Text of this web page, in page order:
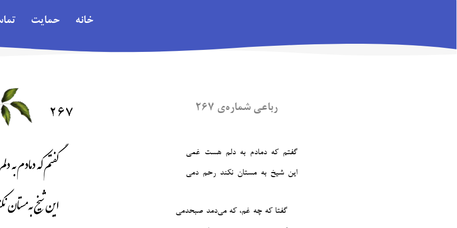
حمایت خانه
رباعی شماره‌ی ۲۶۷
گفتم که دمادم به دلم هست غمی
این شیخ به مستان نکند رحم دمی‎
گفتا که چه غم، که می‌دمد صبحدمی